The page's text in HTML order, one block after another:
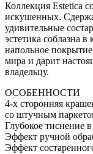
Коллекция Estetica
искушенных.
удивительные
эстетика соблазна
напольное
мира и дарит
владельцу.
ОСОБЕННОСТИ
4-х сторонняя
со штучным
Глубокое тиснение в
Эффект ручной
Эффект